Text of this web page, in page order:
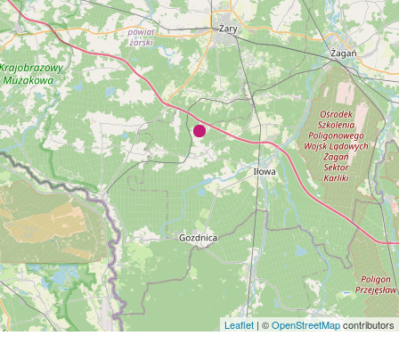
Leaflet | ©OpenStreetMapcontributors